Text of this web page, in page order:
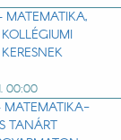
MATEMATIKA,
00:00
MATEMATIKA-
TANÁRT